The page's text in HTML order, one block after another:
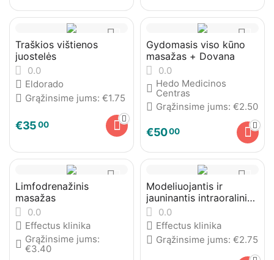
Traškios vištienos
juostelės
0.0
Eldorado
Grąžinsime jums: €1.75
€3500
Gydomasis viso kūno
masažas + Dovana
0.0
Hedo Medicinos
Centras
Grąžinsime jums: €2.50
€5000
Limfodrenažinis
masažas
0.0
Effectus klinika
Grąžinsime jums:
€3.40
Modeliuojantis ir
jauninantis intraoralinis-
žandikaulio veido
masažas
0.0
Effectus klinika
Grąžinsime jums: €2.75